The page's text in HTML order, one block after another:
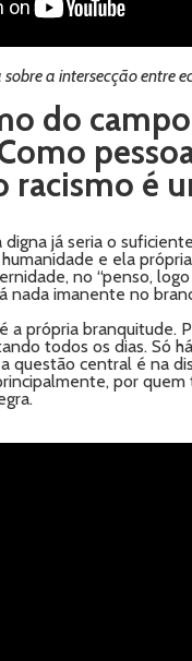
a intersecção entre
do
racismo é
já seria o
e ela
no “penso,
nada imanente no
própria branquitude.
todos os dias. Só
questão central é na
por